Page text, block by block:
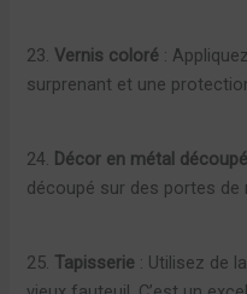
23. Vernis coloré :
surprenant et une
24. Décor en métal découpé
découpé sur des portes de
25. Tapisserie : Utilisez de